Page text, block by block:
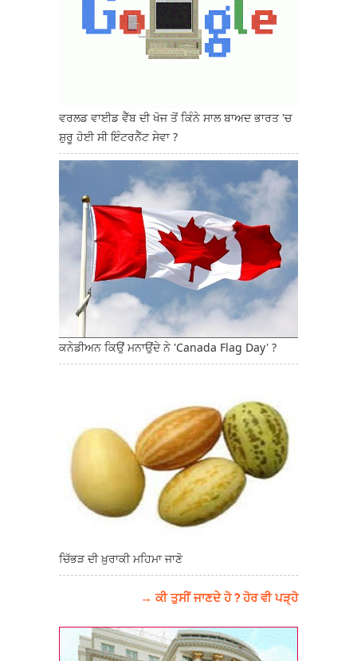
ਵਰਲਡ ਵਾਈਡ ਵੈੱਬ ਦੀ ਖੋਜ ਤੋਂ ਕਿੰਨੇ ਸਾਲ ਬਾਅਦ ਭਾਰਤ 'ਚ
ਸ਼ੁਰੂ ਹੋਈ ਸੀ ਇੰਟਰਨੈੱਟ ਸੇਵਾ ?
ਕਨੇਡੀਅਨ ਕਿਉਂ ਮਨਾਉਂਦੇ ਨੇ 'Canada Flag Day' ?
ਚਿੱਭੜ ਦੀ ਖ਼ੁਰਾਕੀ ਮਹਿਮਾ ਜਾਣੋ
→ ਕੀ ਤੁਸੀਂ ਜਾਣਦੇ ਹੋ ? ਹੋਰ ਵੀ ਪੜ੍ਹੋ